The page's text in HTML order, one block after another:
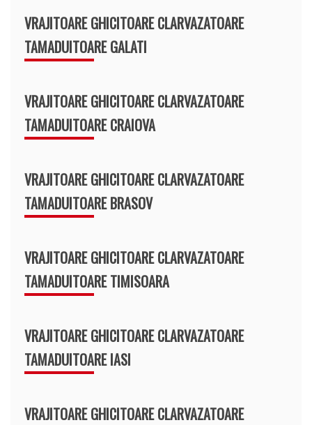
VRAJITOARE GHICITOARE CLARVAZATOARE
TAMADUITOARE GALATI
VRAJITOARE GHICITOARE CLARVAZATOARE
TAMADUITOARE CRAIOVA
VRAJITOARE GHICITOARE CLARVAZATOARE
TAMADUITOARE BRASOV
VRAJITOARE GHICITOARE CLARVAZATOARE
TAMADUITOARE TIMISOARA
VRAJITOARE GHICITOARE CLARVAZATOARE
TAMADUITOARE IASI
VRAJITOARE GHICITOARE CLARVAZATOARE